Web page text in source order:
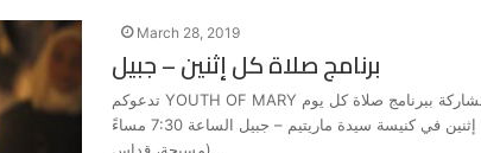
March 28, 2019
برنامج صلاة كل إثنين – جبيل
تدعوكم YOUTH OF MARY للمشاركة ببرنامج صلاة كل يوم
إثنين في كنيسة سيدة ماريتيم – جبيل الساعة 7:30 مساءً